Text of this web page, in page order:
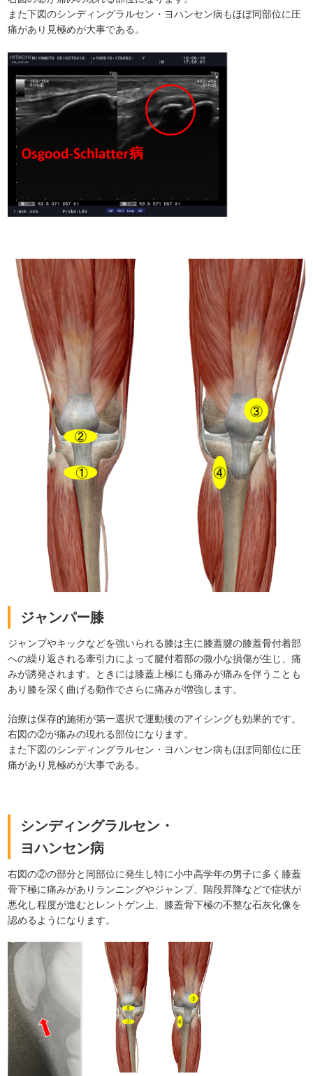
また下図のシンディングラルセン・ヨハンセン病もほぼ同部位に圧
痛があり見極めが大事である。
ジャンパー膝
ジャンプやキックなどを強いられる膝は主に膝蓋腱の膝蓋骨付着部
への繰り返される牽引力によって腱付着部の微小な損傷が生じ、痛
みが誘発されます。ときには膝蓋上極にも痛みが痛みを伴うことも
あり膝を深く曲げる動作でさらに痛みが増強します。
治療は保存的施術が第一選択で運動後のアイシングも効果的です。
右図の②が痛みの現れる部位になります。
また下図のシンディングラルセン・ヨハンセン病もほぼ同部位に圧
痛があり見極めが大事である。
シンディングラルセン・
ヨハンセン病
右図の②の部分と同部位に発生し特に小中高学年の男子に多く膝蓋
骨下極に痛みがありランニングやジャンプ、階段昇降などで症状が
悪化し程度が進むとレントゲン上、膝蓋骨下極の不整な石灰化像を
認めるようになります。